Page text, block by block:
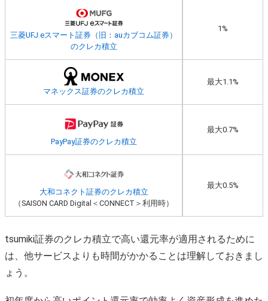
三菱UFJ eスマート証券（旧：auカブコム証券）
のクレカ積立
1%
マネックス証券のクレカ積立
最大1.1%
PayPay証券のクレカ積立
最大0.7%
大和コネクト証券のクレカ積立
（SAISON CARD Digital＜CONNECT＞利用時）
最大0.5%
tsumiki証券のクレカ積立で高い還元率が適用されるために
は、他サービスよりも時間がかかることは理解しておきまし
ょう。